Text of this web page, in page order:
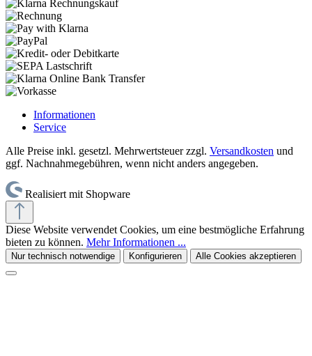
Informationen
Service
Alle Preise inkl. gesetzl. Mehrwertsteuer zzgl. Versandkosten und
ggf. Nachnahmegebühren, wenn nicht anders angegeben.
Realisiert mit Shopware
Diese Website verwendet Cookies, um eine bestmögliche Erfahrung
bieten zu können. Mehr Informationen ...
Nur technisch notwendige Konfigurieren Alle Cookies akzeptieren